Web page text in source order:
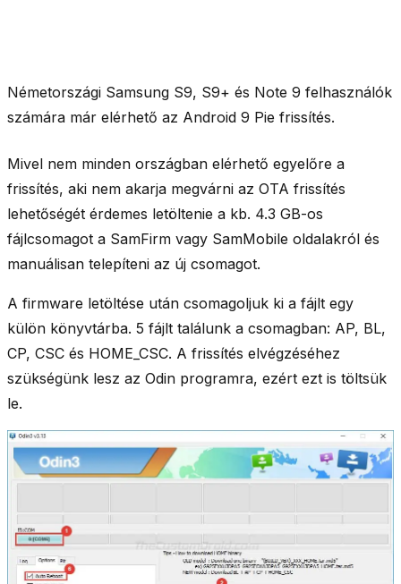
Németországi Samsung S9, S9+ és Note 9 felhasználók
számára már elérhető az Android 9 Pie frissítés.
Mivel nem minden országban elérhető egyelőre a
frissítés, aki nem akarja megvárni az OTA frissítés
lehetőségét érdemes letöltenie a kb. 4.3 GB-os
fájlcsomagot a SamFirm vagy SamMobile oldalakról és
manuálisan telepíteni az új csomagot.
A firmware letöltése után csomagoljuk ki a fájlt egy
külön könyvtárba. 5 fájlt találunk a csomagban: AP, BL,
CP, CSC és HOME_CSC. A frissítés elvégzéséhez
szükségünk lesz az Odin programra, ezért ezt is töltsük
le.